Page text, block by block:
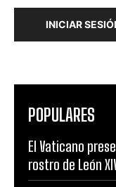
INICIAR
POPULARES
El Vaticano
rostro de León